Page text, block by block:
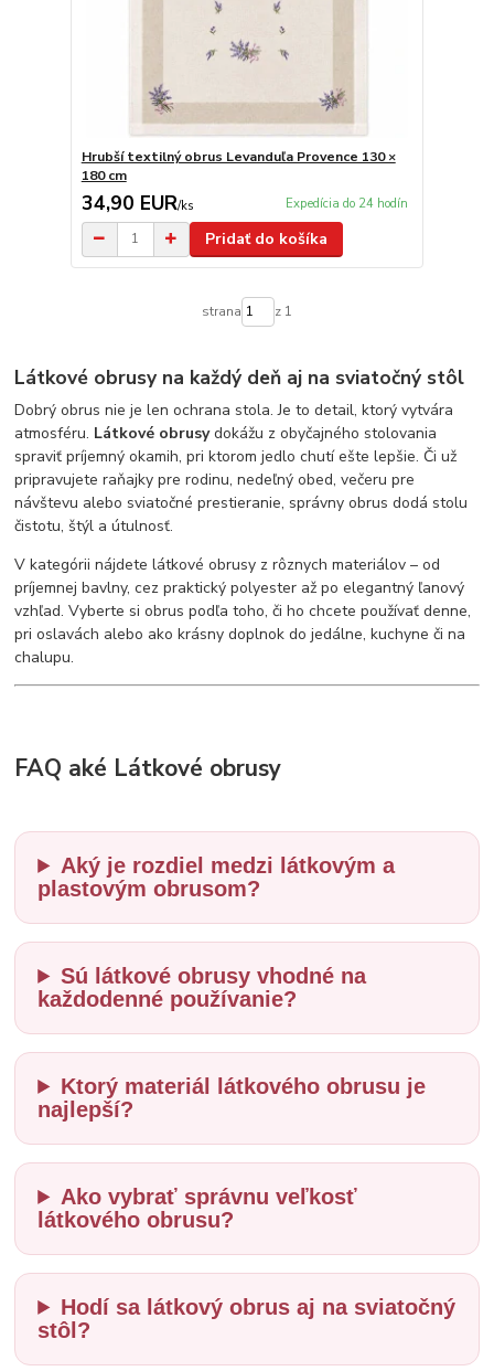
Hrubší textilný obrus Levanduľa Provence 130 ×
180 cm
34,90 EUR/ks Expedícia do 24 hodín
Pridať do košíka
strana z 1
Látkové obrusy na každý deň aj na sviatočný stôl
Dobrý obrus nie je len ochrana stola. Je to detail, ktorý vytvára
atmosféru. Látkové obrusydokážu z obyčajného stolovania
spraviť príjemný okamih, pri ktorom jedlo chutí ešte lepšie. Či už
pripravujete raňajky pre rodinu, nedeľný obed, večeru pre
návštevu alebo sviatočné prestieranie, správny obrus dodá stolu
čistotu, štýl a útulnosť.
V kategórii nájdete látkové obrusy z rôznych materiálov – od
príjemnej bavlny, cez praktický polyester až po elegantný ľanový
vzhľad. Vyberte si obrus podľa toho, či ho chcete používať denne,
pri oslavách alebo ako krásny doplnok do jedálne, kuchyne či na
chalupu.
FAQ aké Látkové obrusy
Aký je rozdiel medzi látkovým a
plastovým obrusom?
Sú látkové obrusy vhodné na
každodenné používanie?
Ktorý materiál látkového obrusu je
najlepší?
Ako vybrať správnu veľkosť
látkového obrusu?
Hodí sa látkový obrus aj na sviatočný
stôl?